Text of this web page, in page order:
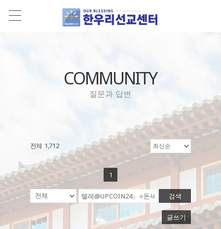
COMMUNITY
질문과 답변
전체 1,712
1
검색
글쓰기